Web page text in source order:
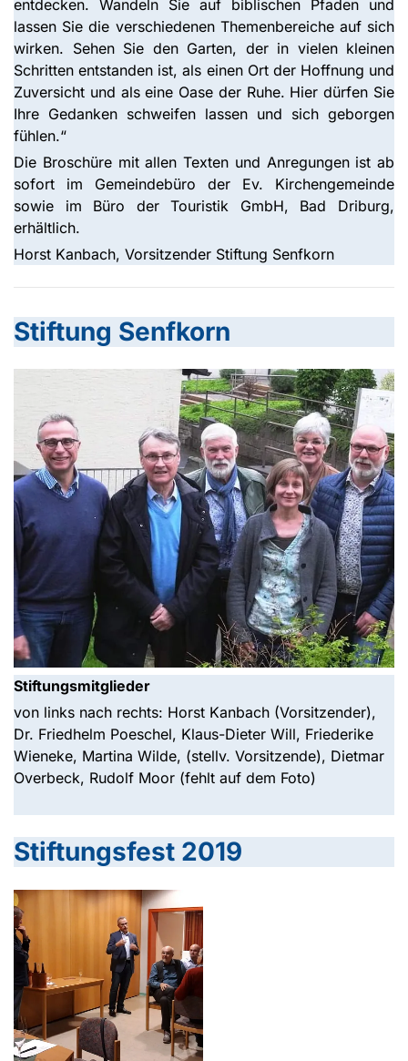
entdecken. Wandeln Sie auf biblischen Pfaden und
lassen Sie die verschiedenen Themenbereiche auf sich
wirken. Sehen Sie den Garten, der in vielen kleinen
Schritten entstanden ist, als einen Ort der Hoffnung und
Zuversicht und als eine Oase der Ruhe. Hier dürfen Sie
Ihre Gedanken schweifen lassen und sich geborgen
fühlen.“
Die Broschüre mit allen Texten und Anregungen ist ab
sofort im Gemeindebüro der Ev. Kirchengemeinde
sowie im Büro der Touristik GmbH, Bad Driburg,
erhältlich.
Horst Kanbach, Vorsitzender Stiftung Senfkorn
Stiftung Senfkorn
Stiftungsmitglieder
von links nach rechts: Horst Kanbach (Vorsitzender),
Dr. Friedhelm Poeschel, Klaus-Dieter Will, Friederike
Wieneke, Martina Wilde, (stellv. Vorsitzende), Dietmar
Overbeck, Rudolf Moor (fehlt auf dem Foto)
Stiftungsfest 2019